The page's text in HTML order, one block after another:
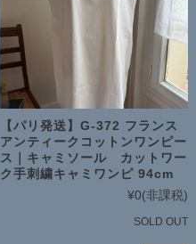
【パリ発送】G-372 フランス
アンティークコットンワンピー
ス｜キャミソール カットワー
ク手刺繍キャミワンピ 94cm
¥0(非課税)
SOLD OUT